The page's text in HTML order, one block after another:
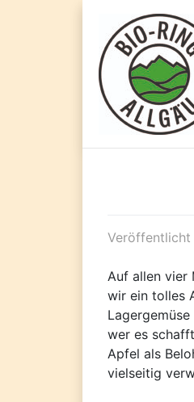
content
Veröffentlicht
Auf allen vier
wir ein tolles
wer es
Apfel als
vielseitig